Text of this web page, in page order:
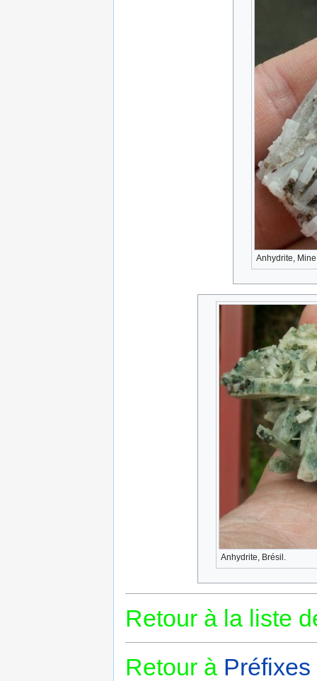
Anhydrite,
Anhydrite, Brésil.
Retour à la liste
Retour à